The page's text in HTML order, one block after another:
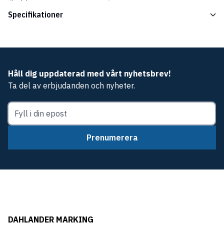
Specifikationer
Håll dig uppdaterad med vårt nyhetsbrev!
Ta del av erbjudanden och nyheter.
Prenumerera
DAHLANDER MARKING